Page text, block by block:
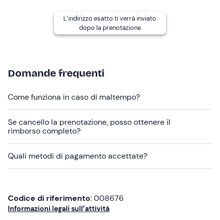
In loco sono presentiparcheggi a pagamento
Maglietta in microfibra
Cappello
L’indirizzo esatto ti verrà inviato
dopo la prenotazione
Domande frequenti
Come funziona in caso di maltempo?
Se cancello la prenotazione, posso ottenere il
rimborso completo?
Quali metodi di pagamento accettate?
Codice di riferimento: 008676
Informazioni legali sull’attività